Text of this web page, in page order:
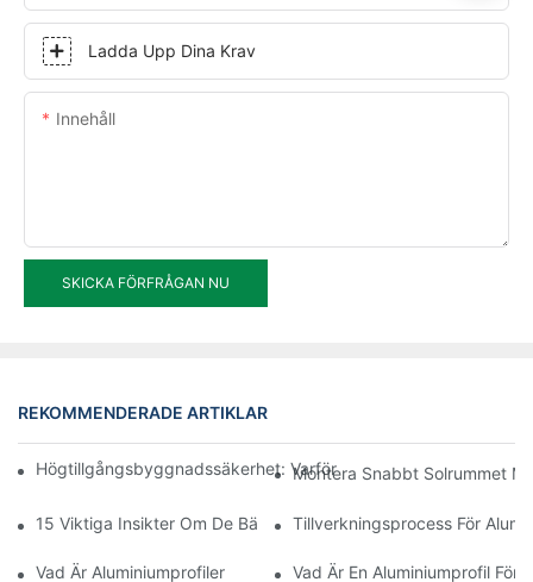
Ladda Upp Dina Krav
Innehåll
SKICKA FÖRFRÅGAN NU
REKOMMENDERADE ARTIKLAR
Högtillgångsbyggnadssäkerhet: Varför Arkitekter Väljer
Montera Snabbt Solrummet
15 Viktiga Insikter Om De Bästa Aluminiumprofilerna För Solrum
Tillverkningsprocess För
Vad Är Aluminiumprofiler Vad Är En Aluminiumprofil För